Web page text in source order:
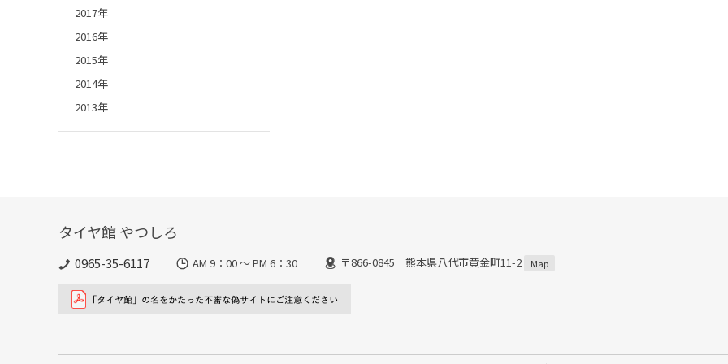
2017年
2016年
2015年
2014年
2013年
タイヤ館 やつしろ
0965-35-6117 AM 9：00 ～ PM 6：30 〒866-0845 熊本県八代市黄金町11-2 Map